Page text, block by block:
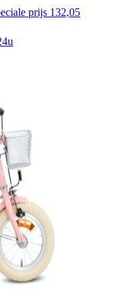
prijs 132,05